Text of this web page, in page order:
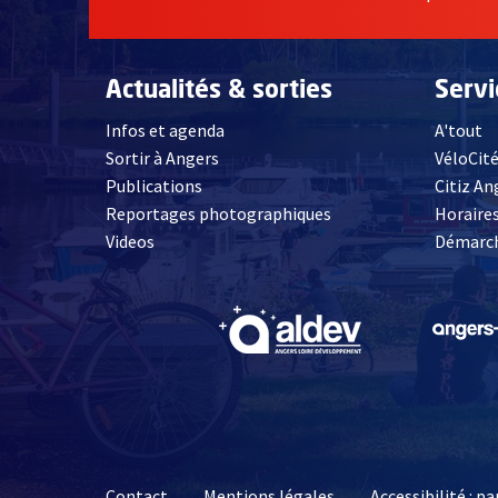
Actualités & sorties
Infos et agenda
Sortir à Angers
Publications
Reportages photographiques
Videos, Ouvre une nouvelle fenêtre
A'tout
VéloCité
Citiz
, Ouvre une